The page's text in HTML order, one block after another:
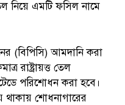
নিয়ে এমটি ফসিল নামে
(বিপিসি) আমদানি করা
রাষ্ট্রায়ত্ত তেল
পরিশোধন করা হবে।
থাকায় শোধনাগারের